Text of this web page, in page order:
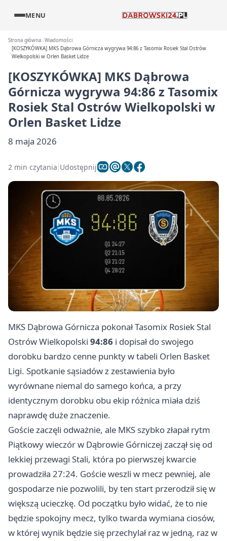
MENU
Strona główna Wiadomości
[KOSZYKÓWKA] MKS Dąbrowa Górnicza wygrywa 94:86 z Tasomix Rosiek Stal Ostrów
Wielkopolski w Orlen Basket Lidze
[KOSZYKÓWKA] MKS Dąbrowa
Górnicza wygrywa 94:86 z Tasomix
Rosiek Stal Ostrów Wielkopolski w
Orlen Basket Lidze
8 maja 2026
2 min czytania Udostępnij
MKS Dąbrowa Górnicza pokonał Tasomix Rosiek Stal
Ostrów Wielkopolski 94:86 i dopisał do swojego
dorobku bardzo cenne punkty w tabeli Orlen Basket
Ligi. Spotkanie sąsiadów z zestawienia było
wyrównane niemal do samego końca, a przy
identycznym dorobku obu ekip różnica miała dziś
naprawdę duże znaczenie.
Goście zaczęli odważnie, ale MKS szybko złapał rytm
Piątkowy wieczór w Dąbrowie Górniczej zaczął się od
lekkiej przewagi Stali, która po pierwszej kwarcie
prowadziła 27:24. Goście weszli w mecz pewniej, ale
gospodarze nie pozwolili, by ten start przerodził się w
większą ucieczkę. Od początku było widać, że to nie
będzie spokojny mecz, tylko twarda wymiana ciosów,
w której wynik będzie się przechylał raz w jedną, raz w